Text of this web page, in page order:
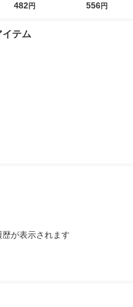
ト
個 海苔
482円
かめ 1セット
556円
テム
が表示されます